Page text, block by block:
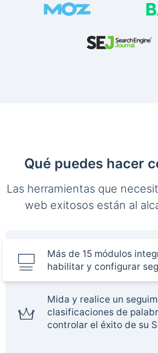
Qué puedes hacer
Las herramientas que
web exitosos están al
Más de 15 módulos
habilitar y configurar
Mida y realice un
clasificaciones de
controlar el éxito de su